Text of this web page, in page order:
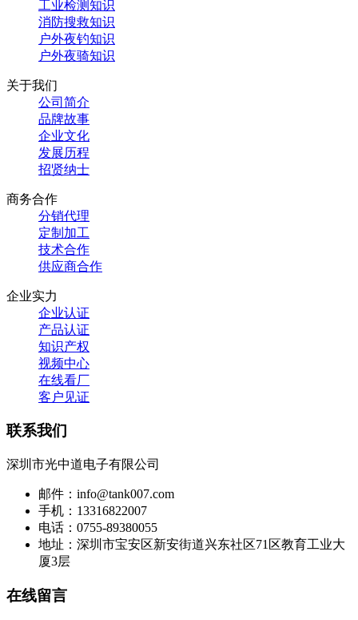
工业检测知识
消防搜救知识
户外夜钓知识
户外夜骑知识
关于我们
公司简介
品牌故事
企业文化
发展历程
招贤纳士
商务合作
分销代理
定制加工
技术合作
供应商合作
企业实力
企业认证
产品认证
知识产权
视频中心
在线看厂
客户见证
联系我们
深圳市光中道电子有限公司
邮件：info@tank007.com
手机：13316822007
电话：0755-89380055
地址：深圳市宝安区新安街道兴东社区71区教育工业大
厦3层
在线留言